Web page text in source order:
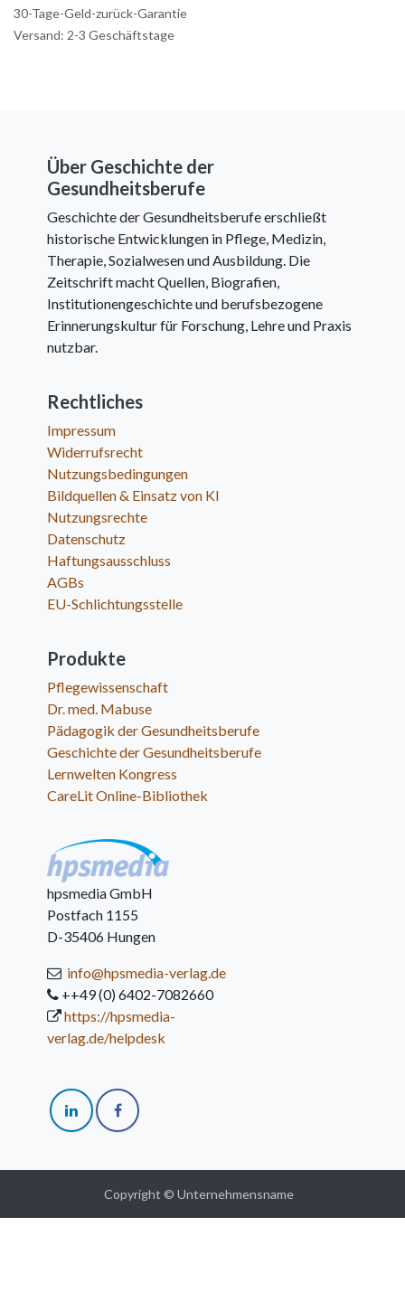
30-Tage-Geld-zurück-Garantie
Versand: 2-3 Geschäftstage
Über Geschichte der
Gesundheitsberufe
Geschichte der Gesundheitsberufe erschließt
historische Entwicklungen in Pflege, Medizin,
Therapie, Sozialwesen und Ausbildung. Die
Zeitschrift macht Quellen, Biografien,
Institutionengeschichte und berufsbezogene
Erinnerungskultur für Forschung, Lehre und Praxis
nutzbar.
Rechtliches
Impressum
Widerrufsrecht
Nutzungsbedingungen
Bildquellen & Einsatz von KI
Nutzungsrechte
Datenschutz
Haftungsausschluss
AGBs
EU-Schlichtungsstelle
Produkte
Pflegewissenschaft
Dr. med. Mabuse
Pädagogik der Gesundheitsberufe
Geschichte der Gesundheitsberufe
Lernwelten Kongress
CareLit Online-Bibliothek
hpsmedia GmbH
Postfach 1155
D-35406 Hungen
info@hpsmedia-verlag.de
++49 (0) 6402-7082660
https://hpsmedia-
verlag.de/helpdesk
Copyright © Unternehmensname